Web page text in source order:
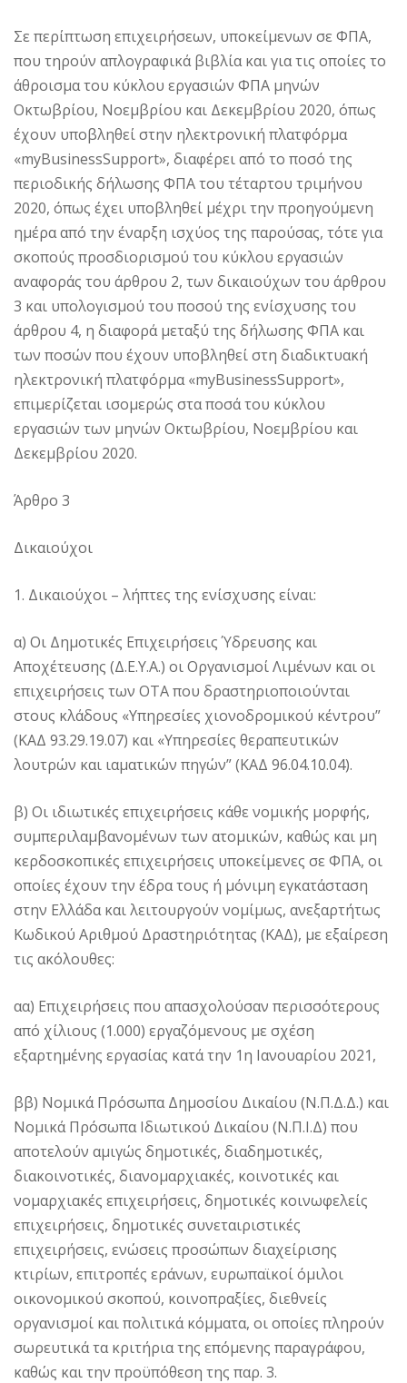
Σε περίπτωση επιχειρήσεων, υποκείμενων σε ΦΠΑ,
που τηρούν απλογραφικά βιβλία και για τις οποίες το
άθροισμα του κύκλου εργασιών ΦΠΑ μηνών
Οκτωβρίου, Νοεμβρίου και Δεκεμβρίου 2020, όπως
έχουν υποβληθεί στην ηλεκτρονική πλατφόρμα
«myBusinessSupport», διαφέρει από το ποσό της
περιοδικής δήλωσης ΦΠΑ του τέταρτου τριμήνου
2020, όπως έχει υποβληθεί μέχρι την προηγούμενη
ημέρα από την έναρξη ισχύος της παρούσας, τότε για
σκοπούς προσδιορισμού του κύκλου εργασιών
αναφοράς του άρθρου 2, των δικαιούχων του άρθρου
3 και υπολογισμού του ποσού της ενίσχυσης του
άρθρου 4, η διαφορά μεταξύ της δήλωσης ΦΠΑ και
των ποσών που έχουν υποβληθεί στη διαδικτυακή
ηλεκτρονική πλατφόρμα «myBusinessSupport»,
επιμερίζεται ισομερώς στα ποσά του κύκλου
εργασιών των μηνών Οκτωβρίου, Νοεμβρίου και
Δεκεμβρίου 2020.
Άρθρο 3
Δικαιούχοι
1. Δικαιούχοι – λήπτες της ενίσχυσης είναι:
α) Οι Δημοτικές Επιχειρήσεις Ύδρευσης και
Αποχέτευσης (Δ.Ε.Υ.Α.) οι Οργανισμοί Λιμένων και οι
επιχειρήσεις των ΟΤΑ που δραστηριοποιούνται
στους κλάδους «Υπηρεσίες χιονοδρομικού κέντρου”
(ΚΑΔ 93.29.19.07) και «Υπηρεσίες θεραπευτικών
λουτρών και ιαματικών πηγών” (ΚΑΔ 96.04.10.04).
β) Οι ιδιωτικές επιχειρήσεις κάθε νομικής μορφής,
συμπεριλαμβανομένων των ατομικών, καθώς και μη
κερδοσκοπικές επιχειρήσεις υποκείμενες σε ΦΠΑ, οι
οποίες έχουν την έδρα τους ή μόνιμη εγκατάσταση
στην Ελλάδα και λειτουργούν νομίμως, ανεξαρτήτως
Κωδικού Αριθμού Δραστηριότητας (ΚΑΔ), με εξαίρεση
τις ακόλουθες:
αα) Επιχειρήσεις που απασχολούσαν περισσότερους
από χίλιους (1.000) εργαζόμενους με σχέση
εξαρτημένης εργασίας κατά την 1η Ιανουαρίου 2021,
ββ) Νομικά Πρόσωπα Δημοσίου Δικαίου (Ν.Π.Δ.Δ.) και
Νομικά Πρόσωπα Ιδιωτικού Δικαίου (Ν.Π.Ι.Δ) που
αποτελούν αμιγώς δημοτικές, διαδημοτικές,
διακοινοτικές, διανομαρχιακές, κοινοτικές και
νομαρχιακές επιχειρήσεις, δημοτικές κοινωφελείς
επιχειρήσεις, δημοτικές συνεταιριστικές
επιχειρήσεις, ενώσεις προσώπων διαχείρισης
κτιρίων, επιτροπές εράνων, ευρωπαϊκοί όμιλοι
οικονομικού σκοπού, κοινοπραξίες, διεθνείς
οργανισμοί και πολιτικά κόμματα, οι οποίες πληρούν
σωρευτικά τα κριτήρια της επόμενης παραγράφου,
καθώς και την προϋπόθεση της παρ. 3.